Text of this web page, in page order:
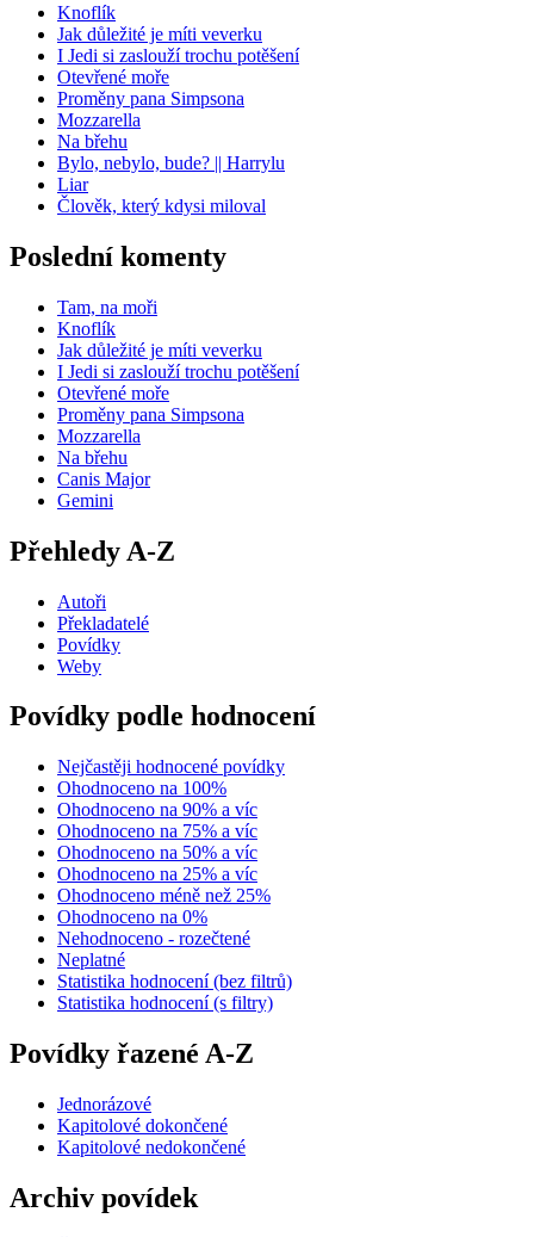
Knoflík
Jak důležité je míti veverku
I Jedi si zaslouží trochu potěšení
Otevřené moře
Proměny pana Simpsona
Mozzarella
Na břehu
Bylo, nebylo, bude? || Harrylu
Liar
Člověk, který kdysi miloval
Poslední komenty
Tam, na moři
Knoflík
Jak důležité je míti veverku
I Jedi si zaslouží trochu potěšení
Otevřené moře
Proměny pana Simpsona
Mozzarella
Na břehu
Canis Major
Gemini
Přehledy A-Z
Autoři
Překladatelé
Povídky
Weby
Povídky podle hodnocení
Nejčastěji hodnocené povídky
Ohodnoceno na 100%
Ohodnoceno na 90% a víc
Ohodnoceno na 75% a víc
Ohodnoceno na 50% a víc
Ohodnoceno na 25% a víc
Ohodnoceno méně než 25%
Ohodnoceno na 0%
Nehodnoceno - rozečtené
Neplatné
Statistika hodnocení (bez filtrů)
Statistika hodnocení (s filtry)
Povídky řazené A-Z
Jednorázové
Kapitolové dokončené
Kapitolové nedokončené
Archiv povídek